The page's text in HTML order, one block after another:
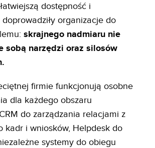
dostępność i
organizacje do
skrajnego nadmiaru nie
sobą narzędzi oraz silosów
firmie funkcjonują osobne
dla każdego obszaru
do zarządzania relacjami z
kadr i wniosków, Helpdesk do
systemy do obiegu